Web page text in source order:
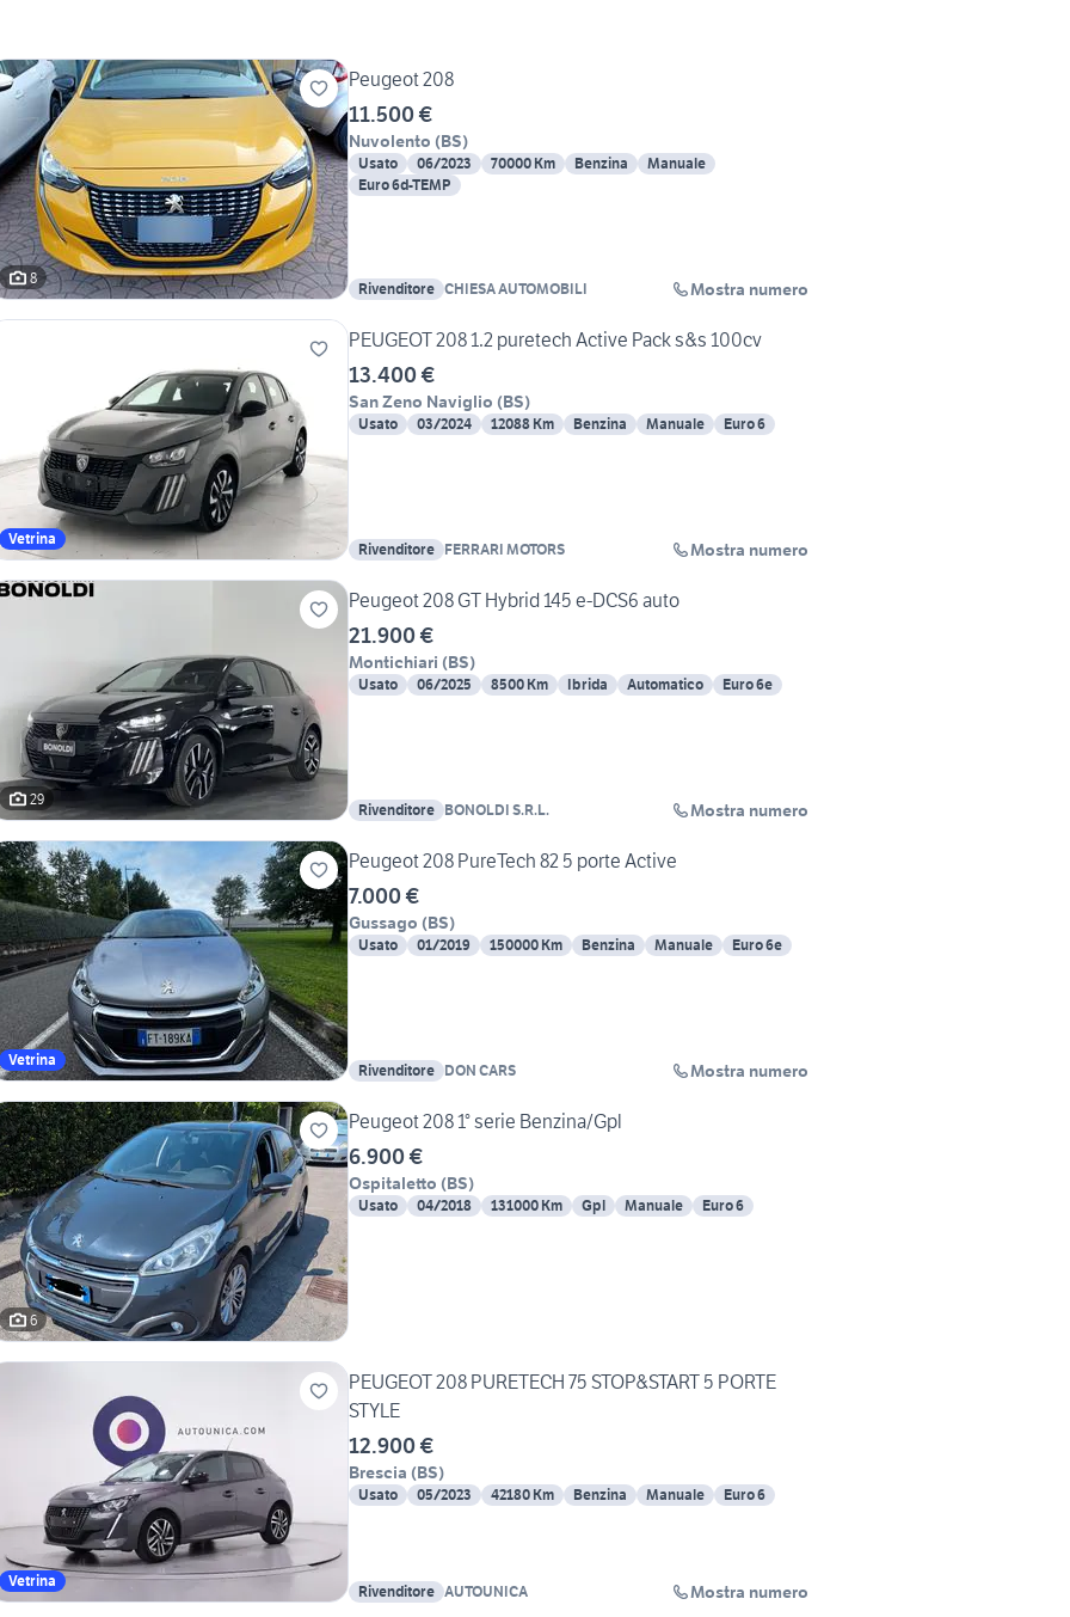
8
Peugeot 208
11.500 €
Nuvolento (BS)
Usato 06/2023 70000 Km Benzina
Manuale
Euro 6d-TEMP
Rivenditore CHIESA AUTOMOBILI Mostra numero
Vetrina
PEUGEOT 208 1.2 puretech Active Pack s&s 100cv
13.400 €
San Zeno Naviglio (BS)
Usato 03/2024 12088 Km Benzina Manuale Euro 6
Rivenditore FERRARI MOTORS Mostra numero
29
Peugeot 208 GT Hybrid 145 e-DCS6 auto
21.900 €
Montichiari (BS)
Usato 06/2025 8500 Km Ibrida Automatico Euro 6e
Rivenditore BONOLDI S.R.L. Mostra numero
Vetrina
Peugeot 208 PureTech 82 5 porte Active
7.000 €
Gussago (BS)
Usato 01/2019 150000 Km Benzina Manuale Euro 6e
Rivenditore DON CARS Mostra numero
6
Peugeot 208 1° serie Benzina/Gpl
6.900 €
Ospitaletto (BS)
Usato 04/2018 131000 Km Gpl Manuale Euro 6
Vetrina
PEUGEOT 208 PURETECH 75 STOP&START 5 PORTE
STYLE
12.900 €
Brescia (BS)
Usato 05/2023 42180 Km Benzina Manuale Euro 6
Rivenditore AUTOUNICA Mostra numero